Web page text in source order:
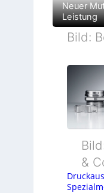
Neuer
Leistung
Bild:
&